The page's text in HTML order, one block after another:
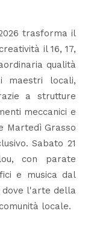
trasforma il
il 16, 17,
qualità
maestri locali,
a strutture
meccanici e
Martedì Grasso
Sabato 21
con parate
e musica dal
dove l'arte della
locale.